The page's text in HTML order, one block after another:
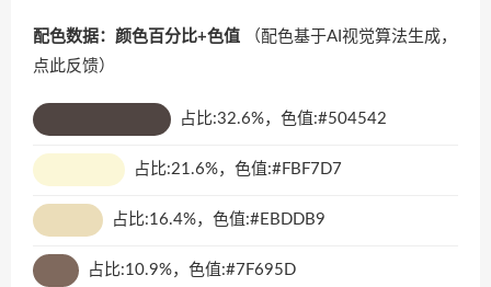
配色数据：颜色百分比+色值 （配色基于AI视觉算法生成，
点此反馈）
占比:32.6%，色值:#504542
占比:21.6%，色值:#FBF7D7
占比:16.4%，色值:#EBDDB9
占比:10.9%，色值:#7F695D